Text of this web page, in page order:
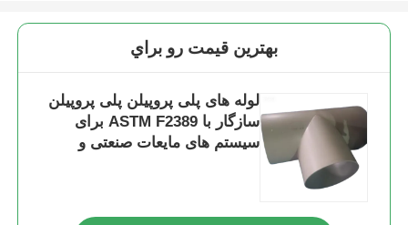
بهترين قيمت رو براي
لوله های پلی پروپیلن پلی پروپیلن
سازگار با ASTM F2389 برای
سیستم های مایعات صنعتی و